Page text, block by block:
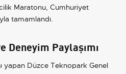
Maratonu, Cumhuriyet
tamamlandı.
Deneyim Paylaşımı
yapan Düzce Teknopark Genel